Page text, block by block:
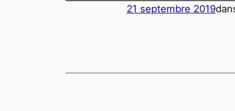
21 septembre 2019